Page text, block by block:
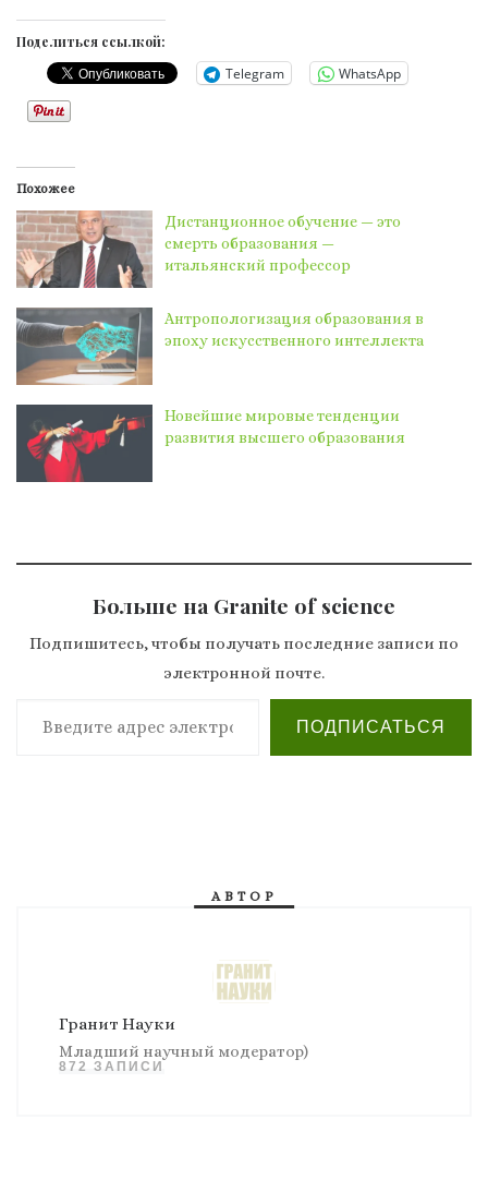
Поделиться ссылкой:
Telegram WhatsApp
Похожее
Дистанционное обучение — это
смерть образования —
итальянский профессор
Антропологизация образования в
эпоху искусственного интеллекта
Новейшие мировые тенденции
развития высшего образования
Больше на Granite of science
Подпишитесь, чтобы получать последние записи по
электронной почте.
Введите адрес электронной почты…
ПОДПИСАТЬСЯ
АВТОР
Гранит Науки
Младший научный модератор)
872 ЗАПИСИ